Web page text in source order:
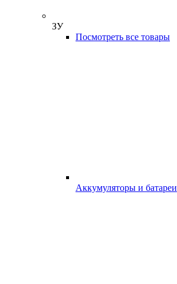
ЗУ
Посмотреть все товары
Аккумуляторы и батареи